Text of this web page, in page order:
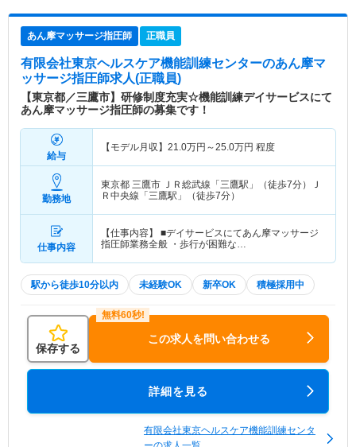
あん摩マッサージ指圧師 正職員
有限会社東京ヘルスケア機能訓練センターのあん摩マ
ッサージ指圧師求人(正職員)
【東京都／三鷹市】研修制度充実☆機能訓練デイサービスにて
あん摩マッサージ指圧師の募集です！
給与
【モデル月収】 21.0万円～25.0万円 程度
勤務地
東京都 三鷹市 ＪＲ総武線「三鷹駅」（徒歩7分）Ｊ
Ｒ中央線「三鷹駅」（徒歩7分）
仕事内容
【仕事内容】 ■デイサービスにてあん摩マッサージ
指圧師業務全般 ・歩行が困難な…
駅から徒歩10分以内 未経験OK 新卒OK 積極採用中
保存する
この求人を問い合わせる
詳細を見る
有限会社東京ヘルスケア機能訓練センタ